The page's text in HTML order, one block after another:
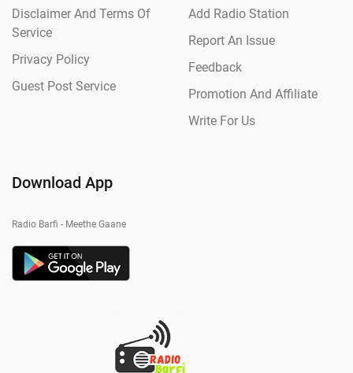
Disclaimer And Terms Of
Service
Privacy Policy
Guest Post Service
Add Radio Station
Report An Issue
Feedback
Promotion And Affiliate
Write For Us
Download App
Radio Barfi - Meethe Gaane